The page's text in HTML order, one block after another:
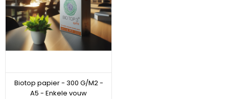
Biotop papier - 300 G/M2 -
A5 - Enkele vouw